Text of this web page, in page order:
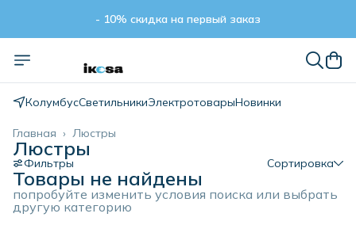
- 10% скидка на первый заказ
КолумбусСветильникиЭлектротоварыНовинки
Люстры
Главная ›
Люстры
Фильтры Сортировка
Товары не найдены
попробуйте изменить условия поиска или выбрать
другую категорию